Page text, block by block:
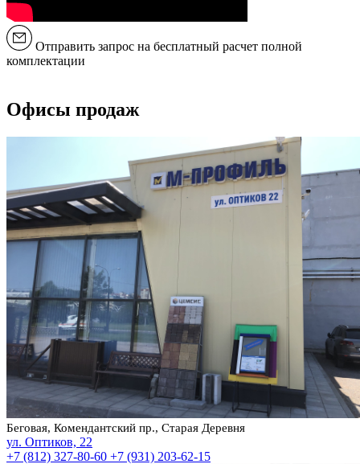
Отправить запрос на бесплатный расчет полной
комплектации
Офисы продаж
Беговая, Комендантский пр., Старая Деревня
ул. Оптиков, 22
+7 (812) 327-80-60 +7 (931) 203-62-15